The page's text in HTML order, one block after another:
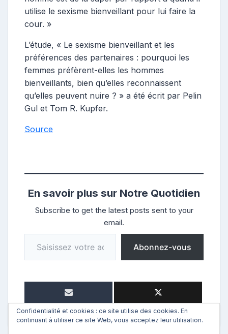
utilise le sexisme bienveillant pour lui faire la
cour. »
L’étude, « Le sexisme bienveillant et les
préférences des partenaires : pourquoi les
femmes préfèrent-elles les hommes
bienveillants, bien qu’elles reconnaissent
qu’elles peuvent nuire ? » a été écrit par Pelin
Gul et Tom R. Kupfer.
Source
En savoir plus sur Notre Quotidien
Subscribe to get the latest posts sent to your
email.
Saisissez votre adresse e-mail…
Abonnez-vous
Confidentialité et cookies : ce site utilise des cookies. En
continuant à utiliser ce site Web, vous acceptez leur utilisation.